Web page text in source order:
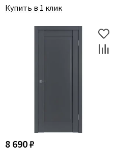
Profil Doors
Profilo Porte
Valcomp
Venezia Unique
Купить в 1 клик
8 690 ₽